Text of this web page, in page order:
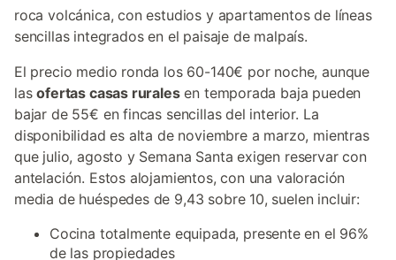
roca volcánica, con estudios y apartamentos de líneas
sencillas integrados en el paisaje de malpaís.
El precio medio ronda los 60-140€ por noche, aunque
lasofertas casas ruralesen temporada baja pueden
bajar de 55€ en fincas sencillas del interior. La
disponibilidad es alta de noviembre a marzo, mientras
que julio, agosto y Semana Santa exigen reservar con
antelación. Estos alojamientos, con una valoración
media de huéspedes de 9,43 sobre 10, suelen incluir:
Cocina totalmente equipada, presente en el 96%
de las propiedades